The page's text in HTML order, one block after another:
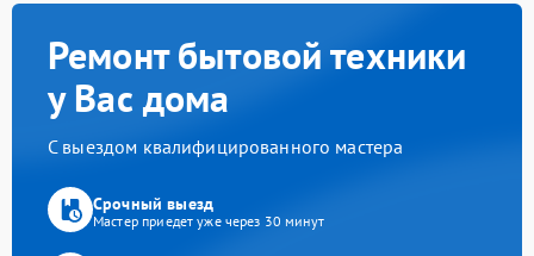
Ремонт бытовой техники
у Вас дома
С выездом квалифицированного мастера
Срочный выезд
Мастер приедет уже через 30 минут